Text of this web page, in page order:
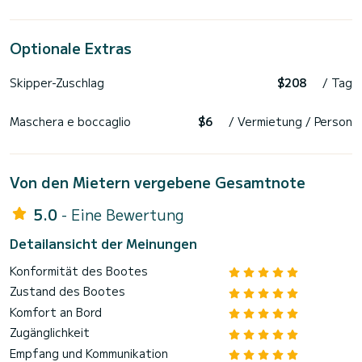
Optionale Extras
Skipper-Zuschlag $208 / Tag
Maschera e boccaglio $6 / Vermietung / Person
Von den Mietern vergebene Gesamtnote
5.0 - Eine Bewertung
Detailansicht der Meinungen
Konformität des Bootes
Zustand des Bootes
Komfort an Bord
Zugänglichkeit
Empfang und Kommunikation